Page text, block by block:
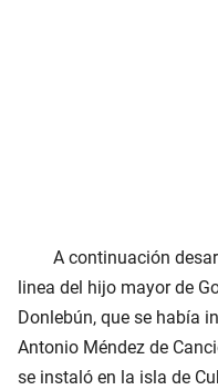
A continuación
linea del hijo mayor de
Donlebún, que se había
Antonio Méndez de
se instaló en la isla de